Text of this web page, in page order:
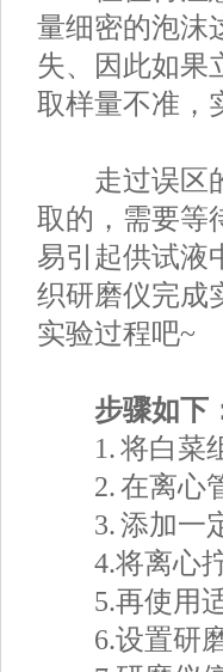
量细密的泡沫
失、因此如果
取样量不准，
走过误区的
取的，需要等
易引起供试液
织研磨仪完成
实验过程吧~
步骤如下
1. 将白菜组
2. 在离心管
3. 添加一定
4.将离心拧
5.再使用适
6.设置研磨